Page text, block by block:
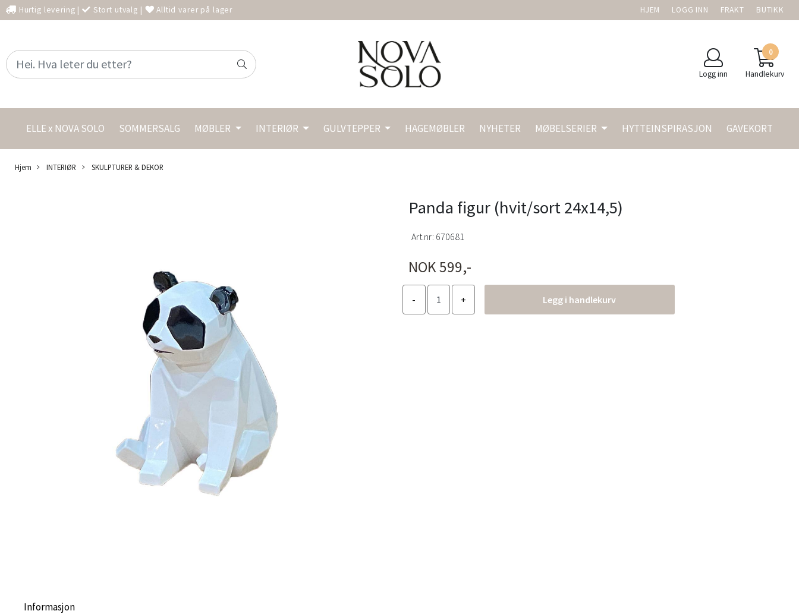
Hurtig levering | Stort utvalg | Alltid varer på lager HJEM LOGG INN FRAKT BUTIKK
Logg inn
0
Handlekurv
ELLE x NOVA SOLO SOMMERSALG MØBLER INTERIØR GULVTEPPER HAGEMØBLER NYHETER MØBELSERIER HYTTEINSPIRASJON GAVEKORT
Hjem INTERIØR SKULPTURER & DEKOR
Panda figur (hvit/sort 24x14,5)
Art.nr: 670681
NOK 599,-
Legg i handlekurv
Informasjon